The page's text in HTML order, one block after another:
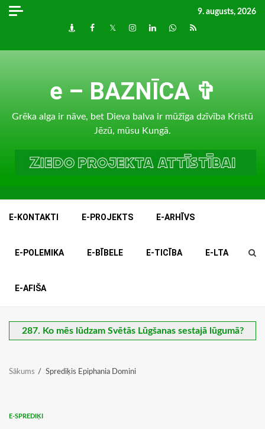
Skip
9. augusts, 2026
DraugiemFacebook
TwitterInstagram
LinkedInwhatsapp
RSS
e – BAZNĪCA ✞
Grēka alga ir nāve, bet Dieva balva ir mūžīga dzīvība Kristū
Jēzū, mūsu Kungā.
E-KONTAKTI E-PROJEKTS E-ARHĪVS
E-POLEMIKA E-BĪBELE E-TICĪBA E-LTA
E-AFIŠA
287. Ko mēs lūdzam Svētās Lūgšanas sestajā lūgumā?
Sākums Sprediķis Epiphania Domini
E-SPREDIĶI